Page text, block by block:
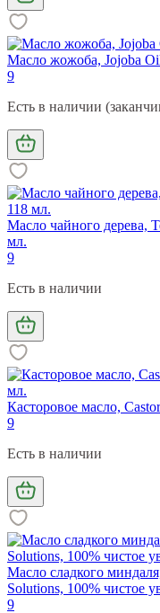
Масло жожоба, Jojoba
9
Есть в наличии
Масло чайного дерева,
мл.
9
Есть в наличии
Касторовое масло,
9
Есть в наличии
Масло сладкого
Solutions, 100% чистое
9